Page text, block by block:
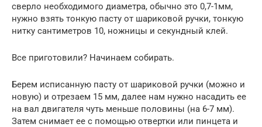
сверло необходимого диаметра, обычно это 0,7-1мм,
нужно взять тонкую пасту от шариковой ручки, тонкую
нитку сантиметров 10, ножницы и секундный клей.
Все приготовили? Начинаем собирать.
Берем исписанную пасту от шариковой ручки (можно и
новую) и отрезаем 15 мм, далее нам нужно насадить ее
на вал двигателя чуть меньше половины (на 6-7 мм).
Затем снимает ее с помощью отвертки или пинцета и